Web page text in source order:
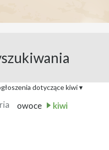
dotyczące kiwi▾
Kiwi i Kupię
owoce kiwi